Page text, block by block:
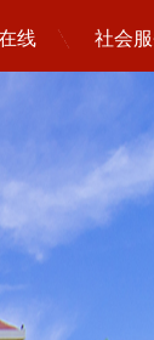
线 社会